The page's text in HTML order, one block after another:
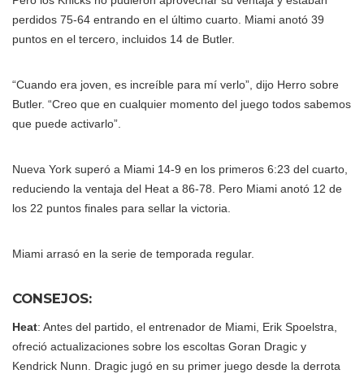
perdidos 75-64 entrando en el último cuarto. Miami anotó 39
puntos en el tercero, incluidos 14 de Butler.
“Cuando era joven, es increíble para mí verlo”, dijo Herro sobre
Butler. “Creo que en cualquier momento del juego todos sabemos
que puede activarlo”.
Nueva York superó a Miami 14-9 en los primeros 6:23 del cuarto,
reduciendo la ventaja del Heat a 86-78. Pero Miami anotó 12 de
los 22 puntos finales para sellar la victoria.
Miami arrasó en la serie de temporada regular.
CONSEJOS:
Heat: Antes del partido, el entrenador de Miami, Erik Spoelstra,
ofreció actualizaciones sobre los escoltas Goran Dragic y
Kendrick Nunn. Dragic jugó en su primer juego desde la derrota